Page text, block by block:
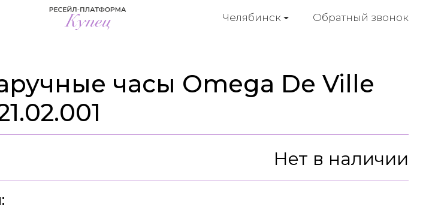
Челябинск Обратный звонок
часы Omega De Ville
Нет в наличии